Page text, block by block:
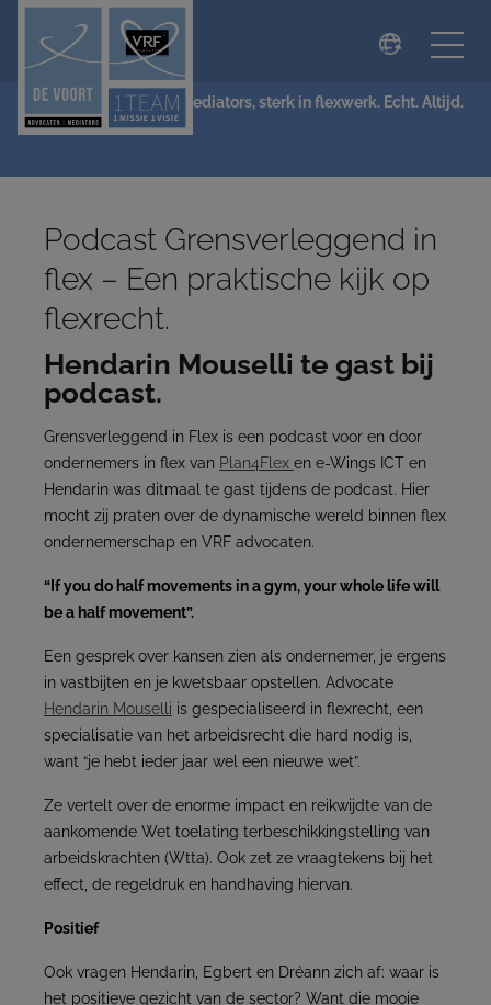
De Voort Advocaten | Mediators, sterk in flexwerk. Echt. Altijd.
Podcast Grensverleggend in
flex – Een praktische kijk op
flexrecht.
Hendarin Mouselli te gast bij
podcast.
Grensverleggend in Flex is een podcast voor en door
ondernemers in flex van Plan4Flex en e-Wings ICT en
Hendarin was ditmaal te gast tijdens de podcast. Hier
mocht zij praten over de dynamische wereld binnen flex
ondernemerschap en VRF advocaten.
“If you do half movements in a gym, your whole life will
be a half movement”.
Een gesprek over kansen zien als ondernemer, je ergens
in vastbijten en je kwetsbaar opstellen. Advocate
Hendarin Mouselli is gespecialiseerd in flexrecht, een
specialisatie van het arbeidsrecht die hard nodig is,
want “je hebt ieder jaar wel een nieuwe wet”.
Ze vertelt over de enorme impact en reikwijdte van de
aankomende Wet toelating terbeschikkingstelling van
arbeidskrachten (Wtta). Ook zet ze vraagtekens bij het
effect, de regeldruk en handhaving hiervan.
Positief
Ook vragen Hendarin, Egbert en Dréann zich af: waar is
het positieve gezicht van de sector? Want die mooie